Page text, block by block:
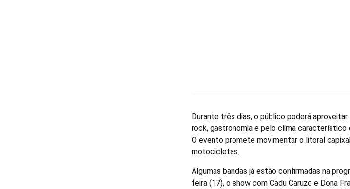
Durante três dias, o público poderá
rock, gastronomia e pelo clima
O evento promete movimentar o litoral
motocicletas.
Algumas bandas já estão confirmadas na
feira (17), o show com Cadu Caruzo e Dona